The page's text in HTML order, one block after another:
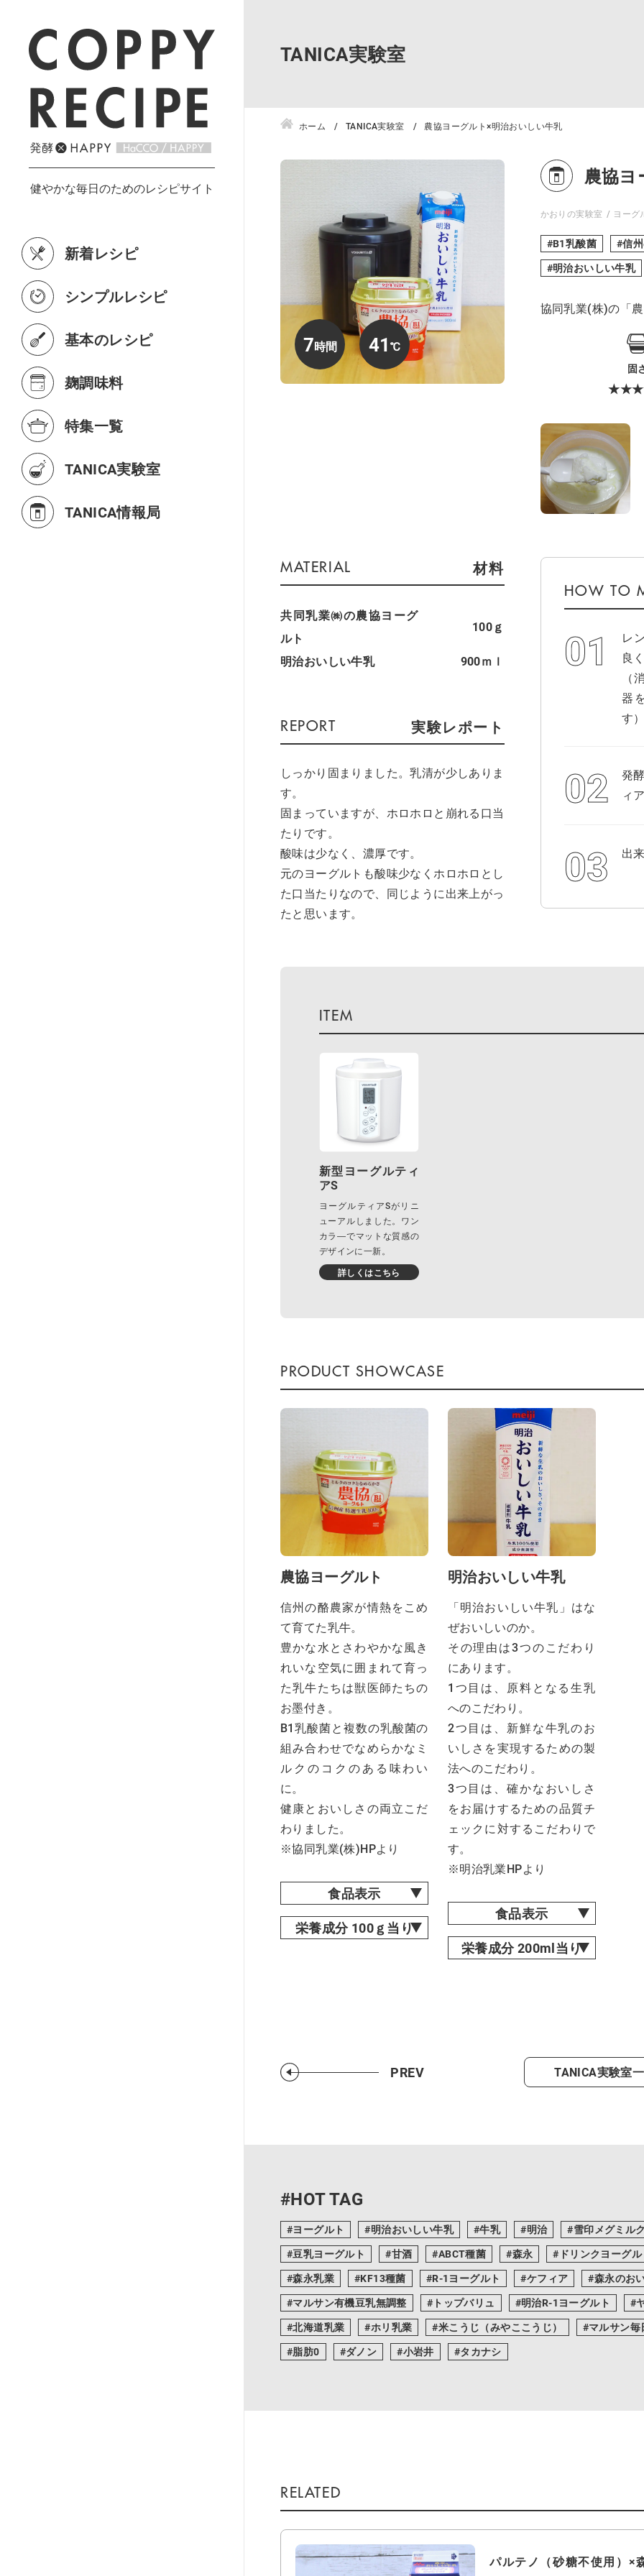
新着レシピ
シンプルレシピ
基本のレシピ
麹調味料
特集一覧
TANICA実験室
TANICA情報局
TANICA実験室
ホーム TANICA実験室 農協ヨーグルト×明治おいしい牛乳
7 41
農協ヨ
かおりの実験室 ヨーグ
B1乳酸菌
信
明治おいしい牛乳
協同乳業(株)の「
固
材料
共同乳業㈱の農協ヨーグ
ルト
100ｇ
明治おいしい牛乳 900ｍｌ
実験レポート
しっかり固まりました。乳清が少しありま
す。
固まっていますが、ホロホロと崩れる口当
たりです。
酸味は少なく、濃厚です。
元のヨーグルトも酸味少なくホロホロとし
た口当たりなので、同じように出来上がっ
たと思います。
レ
良
（
器
す
発
ィ
出
新型ヨーグルティ
アS
ヨーグルティアSがリニ
ューアルしました。ワン
カラ―でマットな質感の
デザインに一新。
詳しくはこちら
農協ヨーグルト
信州の酪農家が情熱をこめ
て育てた乳牛。
豊かな水とさわやかな風き
れいな空気に囲まれて育っ
た乳牛たちは獣医師たちの
お墨付き。
B1乳酸菌と複数の乳酸菌の
組み合わせでなめらかなミ
ルクのコクのある味わい
に。
健康とおいしさの両立こだ
わりました。
※協同乳業(株)HPより
食品表示
栄養成分 100ｇ当り
明治おいしい牛乳
「明治おいしい牛乳」はな
ぜおいしいのか。
その理由は3つのこだわり
にあります。
1つ目は、原料となる生乳
へのこだわり。
2つ目は、新鮮な牛乳のお
いしさを実現するための製
法へのこだわり。
3つ目は、確かなおいしさ
をお届けするための品質チ
ェックに対するこだわりで
す。
※明治乳業HPより
食品表示
栄養成分 200ml当り
PREV TANICA実験室
#HOT TAG
ヨーグルト 明治おいしい牛乳 牛乳 明治
雪印メグミル
豆乳ヨーグルト
甘酒 ABCT種菌 森永
ドリンクヨーグ
森永乳業
KF13種菌 R-1ヨーグルト ケフィア
森永のお
マルサン有機豆乳無調整
トップバリュ 明治R-1ヨーグルト
北海道乳業
ホリ乳業 米こうじ（みやここうじ）
マルサン
脂肪0
ダノン 小岩井 タカナシ
パルテノ（砂糖不使用）×